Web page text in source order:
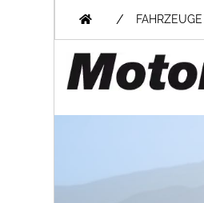
/ FAHRZEUGE